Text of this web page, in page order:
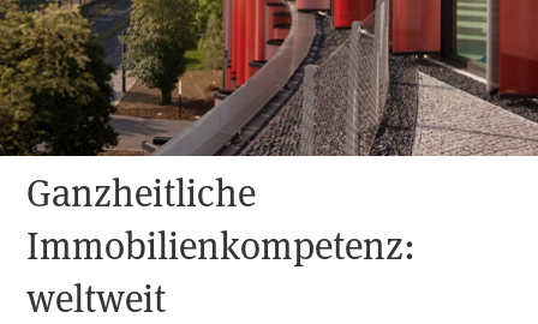
befolgen oder Zahlungen zu leisten, gehen Sie bitte
nicht darauf ein. Melden Sie bitte zweifelhafte
Aktivitäten aninfo@meag.com
Ganzheitliche
Immobilienkompetenz:
weltweit